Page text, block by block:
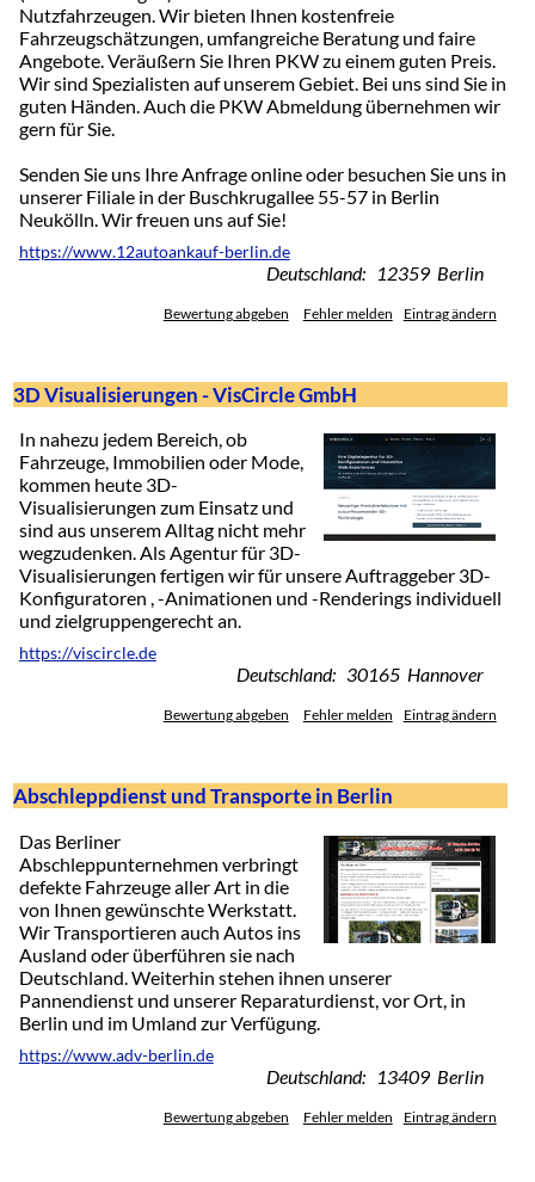
Nutzfahrzeugen. Wir bieten Ihnen kostenfreie
Fahrzeugschätzungen, umfangreiche Beratung und faire
Angebote. Veräußern Sie Ihren PKW zu einem guten Preis.
Wir sind Spezialisten auf unserem Gebiet. Bei uns sind Sie in
guten Händen. Auch die PKW Abmeldung übernehmen wir
gern für Sie.
Senden Sie uns Ihre Anfrage online oder besuchen Sie uns in
unserer Filiale in der Buschkrugallee 55-57 in Berlin
Neukölln. Wir freuen uns auf Sie!
https://www.12autoankauf-berlin.de
Deutschland: 12359 Berlin
Bewertung abgeben Fehler melden Eintrag ändern
3D Visualisierungen - VisCircle GmbH
In nahezu jedem Bereich, ob
Fahrzeuge, Immobilien oder Mode,
kommen heute 3D-
Visualisierungen zum Einsatz und
sind aus unserem Alltag nicht mehr
wegzudenken. Als Agentur für 3D-
Visualisierungen fertigen wir für unsere Auftraggeber 3D-
Konfiguratoren , -Animationen und -Renderings individuell
und zielgruppengerecht an.
https://viscircle.de
Deutschland: 30165 Hannover
Bewertung abgeben Fehler melden Eintrag ändern
Abschleppdienst und Transporte in Berlin
Das Berliner
Abschleppunternehmen verbringt
defekte Fahrzeuge aller Art in die
von Ihnen gewünschte Werkstatt.
Wir Transportieren auch Autos ins
Ausland oder überführen sie nach
Deutschland. Weiterhin stehen ihnen unserer
Pannendienst und unserer Reparaturdienst, vor Ort, in
Berlin und im Umland zur Verfügung.
https://www.adv-berlin.de
Deutschland: 13409 Berlin
Bewertung abgeben Fehler melden Eintrag ändern